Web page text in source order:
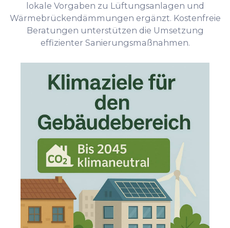
lokale Vorgaben zu Lüftungsanlagen und
Wärmebrückendämmungen ergänzt. Kostenfreie
Beratungen unterstützen die Umsetzung
effizienter Sanierungsmaßnahmen.